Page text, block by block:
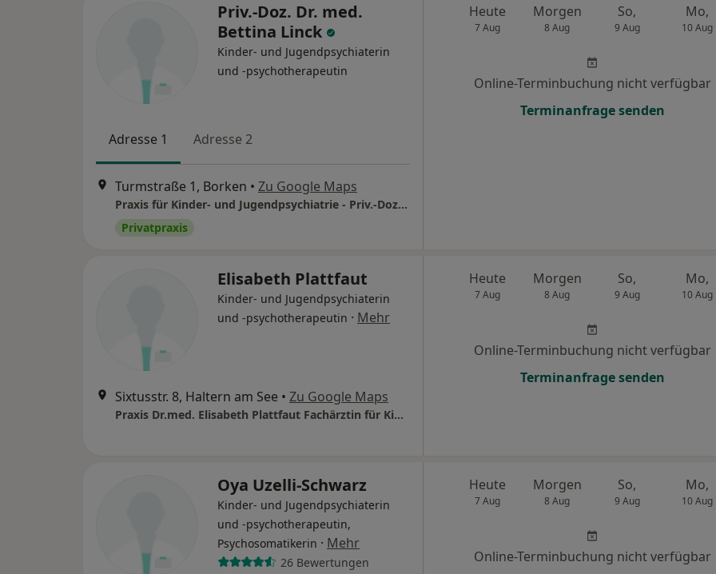
Priv.-Doz. Dr. med.
Bettina Linck
Kinder- und Jugendpsychiaterin
und -psychotherapeutin
Adresse 1 Adresse 2
Turmstraße 1, Borken • Zu Google Maps
Praxis für Kinder- und Jugendpsychiatrie - Priv.-Doz. Dr. med. Bettina Linck
Privatpraxis
Heute
7 Aug
Morgen
8 Aug
So,
9 Aug
Mo,
10 Aug
Online-Terminbuchung nicht verfügbar
Terminanfrage senden
Elisabeth Plattfaut
Kinder- und Jugendpsychiaterin
und -psychotherapeutin · Mehr
Sixtusstr. 8, Haltern am See • Zu Google Maps
Praxis Dr.med. Elisabeth Plattfaut Fachärztin für Kinder- und Jugendpsychiatrie
Heute
7 Aug
Morgen
8 Aug
So,
9 Aug
Mo,
10 Aug
Online-Terminbuchung nicht verfügbar
Terminanfrage senden
Oya Uzelli-Schwarz
Kinder- und Jugendpsychiaterin
und -psychotherapeutin,
Psychosomatikerin · Mehr
26 Bewertungen
Heute
7 Aug
Morgen
8 Aug
So,
9 Aug
Mo,
10 Aug
Online-Terminbuchung nicht verfügbar